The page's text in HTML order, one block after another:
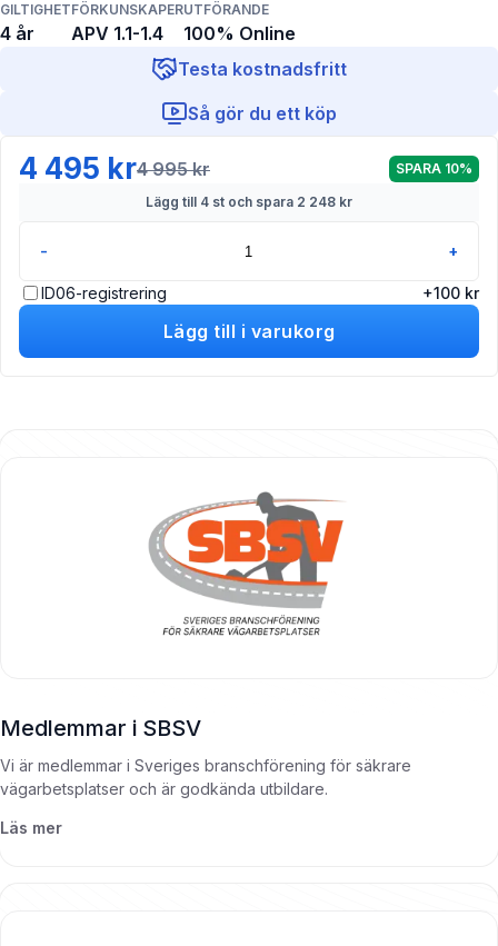
GILTIGHET
4 år
FÖRKUNSKAPER
APV 1.1-1.4
UTFÖRANDE
100% Online
Testa kostnadsfritt
Så gör du ett köp
4 495 kr4 995 kr SPARA 10%
Lägg till 4 st och spara 2 248 kr
- +
ID06-registrering +100 kr
Lägg till i varukorg
Medlemmar i SBSV
Vi är medlemmar i Sveriges branschförening för säkrare
vägarbetsplatser och är godkända utbildare.
Läs mer